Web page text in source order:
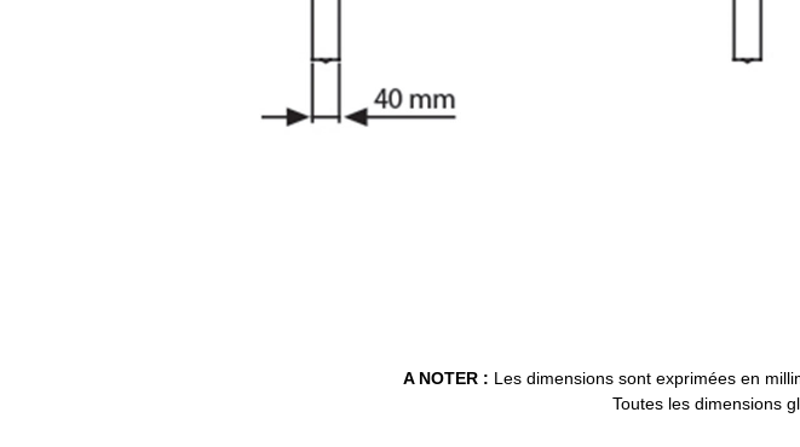
A NOTER : Les dimensions sont exprimées en
Toutes les dimensions